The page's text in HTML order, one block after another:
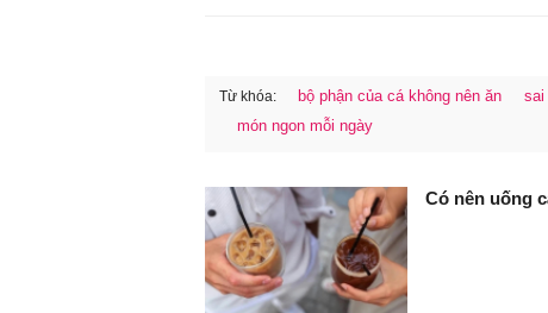
FaceBook
Từ khóa: bộ phận của cá không nên ăn sai
món ngon mỗi ngày
Có nên uống